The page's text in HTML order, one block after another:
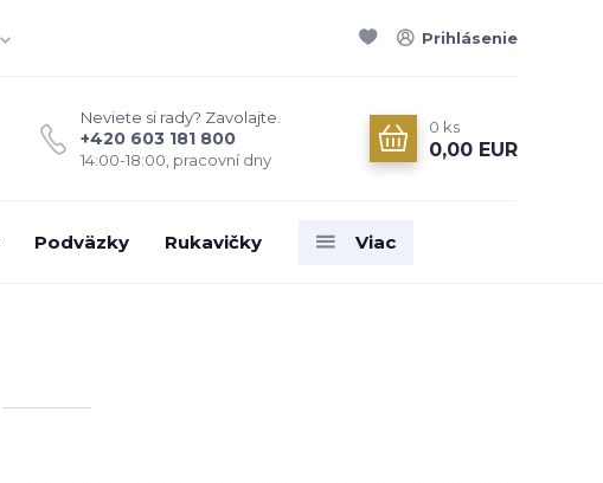
Prihlásenie
Neviete si rady? Zavolajte.
+420 603 181 800
14:00-18:00, pracovní dny
0 ks
0,00 EUR
Podväzky Rukavičky Viac